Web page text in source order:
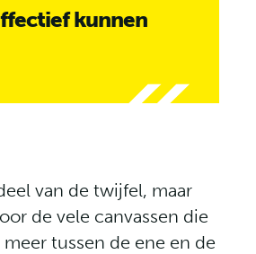
kunnen
van de twijfel, maar
de vele canvassen die
tussen de ene en de